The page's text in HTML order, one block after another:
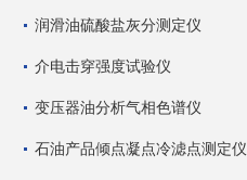
润滑油硫酸盐灰分测定仪
介电击穿强度试验仪
变压器油分析气相色谱仪
石油产品倾点凝点冷滤点测定仪